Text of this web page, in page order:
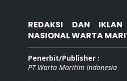
REDAKSI DAN
NASIONAL WARTA
Penerbit/Publisher :
PT Warta Maritim Indonesia